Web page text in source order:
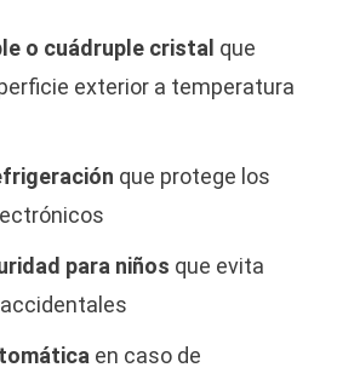
o cuádruple cristal que
exterior a temperatura
que protege los
para niños que evita
en caso de